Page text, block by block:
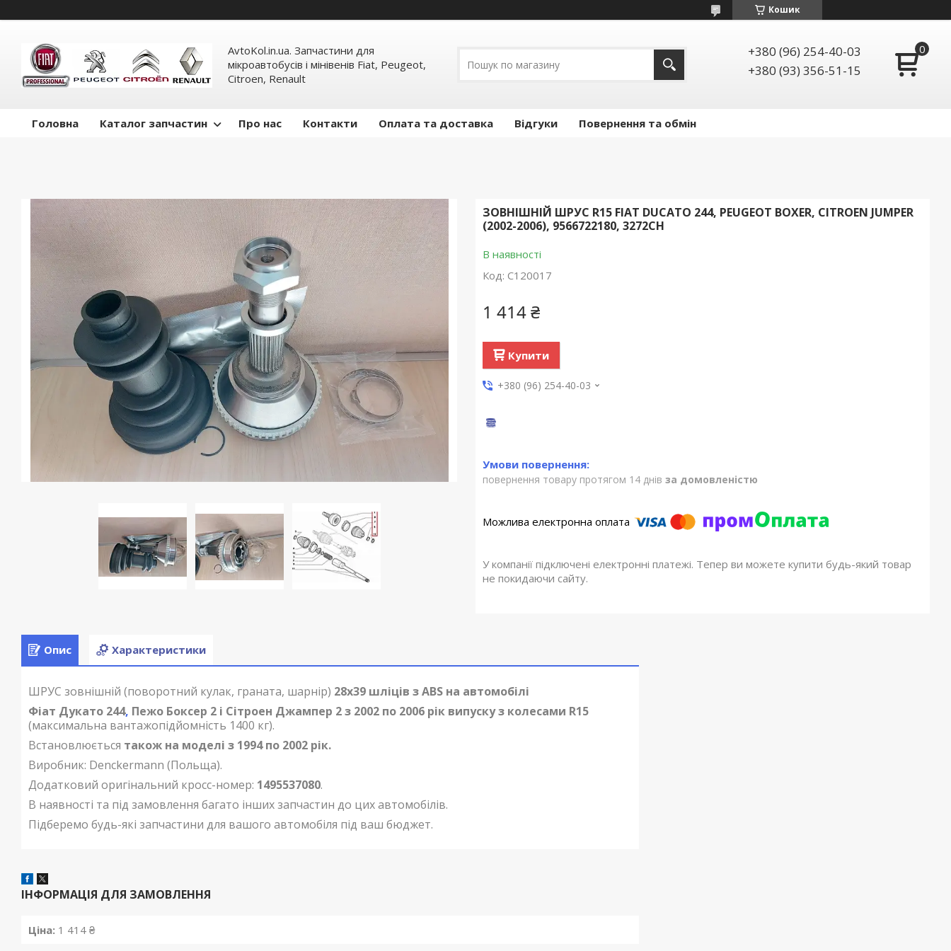
Кошик
AvtoKol.in.ua. Запчастини для
мікроавтобусів і мінівенів Fiat, Peugeot,
Citroen, Renault
+380 (96) 254-40-03
+380 (93) 356-51-15
Головна Каталог запчастин Про нас Контакти Оплата та доставка Відгуки Повернення та обмін
ЗОВНІШНІЙ ШРУС R15 FIAT DUCATO 244, PEUGEOT BOXER, CITROEN JUMPER
(2002-2006), 9566722180, 3272CH
В наявності
Код: C120017
1 414 ₴
Купити
+380 (96) 254-40-03
повернення товару протягом 14 днів за домовленістю
У компанії підключені електронні платежі. Тепер ви можете купити будь-який товар
не покидаючи сайту.
Опис Характеристики
ШРУС зовнішній (поворотний кулак, граната, шарнір) 28х39 шліців з ABS на автомобілі
Фіат Дукато 244, Пежо Боксер 2 і Сітроен Джампер 2 з 2002 по 2006 рік випуску з колесами R15
(максимальна вантажопідйомність 1400 кг).
Встановлюється також на моделі з 1994 по 2002 рік.
Виробник: Denckermann (Польща).
Додатковий оригінальний кросс-номер: 1495537080.
В наявності та під замовлення багато інших запчастин до цих автомобілів.
Підберемо будь-які запчастини для вашого автомобіля під ваш бюджет.
ІНФОРМАЦІЯ ДЛЯ ЗАМОВЛЕННЯ
Ціна: 1 414 ₴